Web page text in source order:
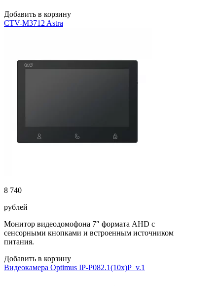
Добавить в корзину
CTV-M3712 Astra
8 740
рублей
Монитор видеодомофона 7″ формата AHD с
сенсорными кнопками и встроенным источником
питания.
Добавить в корзину
Видеокамера Optimus IP-P082.1(10x)P_v.1